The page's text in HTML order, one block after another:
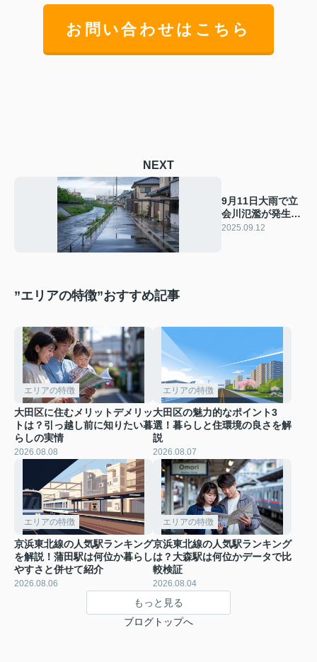
お問い合わせはこちら
NEXT
9月11日大雨で立
会川氾濫が発生住
んでも大丈夫？安
2025.09.12
”エリアの特徴”おすすめ記事
エリアの特徴
大田区に住むメリットデメリッ
トは？引っ越し前に知りたい暮
らしの実情
2026.08.08
エリアの特徴
大田区の魅力的なポイント3
選！暮らしと住環境の良さを解
説
2026.08.07
エリアの特徴
京浜東北線の人気駅ランキング
を解説！蒲田駅は何位か暮らし
やすさと併せて紹介
2026.08.06
エリアの特徴
京浜東北線の人気駅ランキング
は？大森駅は何位かデータで比
較検証
2026.08.04
もっと見る
ブログトップへ